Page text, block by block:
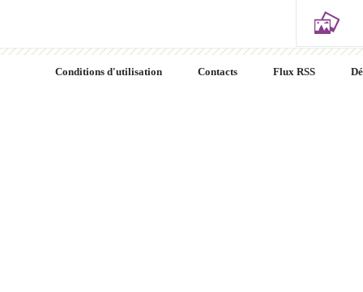
Conditions d'utilisation Contacts Flux RSS